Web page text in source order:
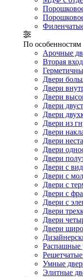
По особенностям
Арочные
Вторая
Двери
Двери
Двери
Двери
Двери
Двери из
Двери
Двери
Двери
Двери
Двери с
Двери с
Двери с
Двери с
Двери с
Двери
Двери
Двери
Распашные
Умные
Элитные